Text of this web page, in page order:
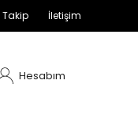
Takip İletişim
Hesabım